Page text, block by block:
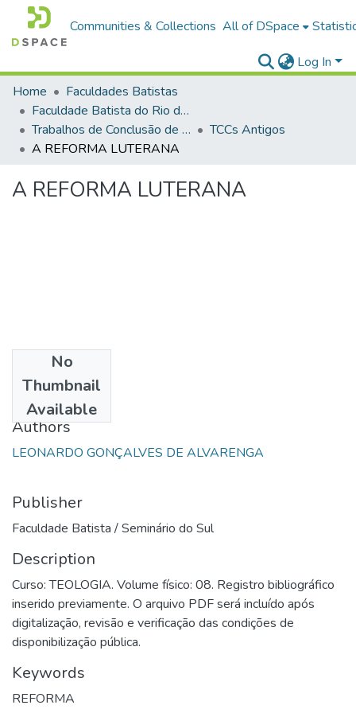
Communities & Collections All of DSpace
Log In
Home
Faculdades Batistas
Faculdade Batista do Rio de Janeiro (FABAT-RJ)
Trabalhos de Conclusão de Curso (TCC)
TCCs Antigos
A REFORMA LUTERANA
A REFORMA LUTERANA
No
Thumbnail
Available
2002
Authors
LEONARDO GONÇALVES DE ALVARENGA
Publisher
Faculdade Batista / Seminário do Sul
Description
Curso: TEOLOGIA. Volume físico: 08. Registro bibliográfico
inserido previamente. O arquivo PDF será incluído após
digitalização, revisão e verificação das condições de
disponibilização pública.
Keywords
REFORMA